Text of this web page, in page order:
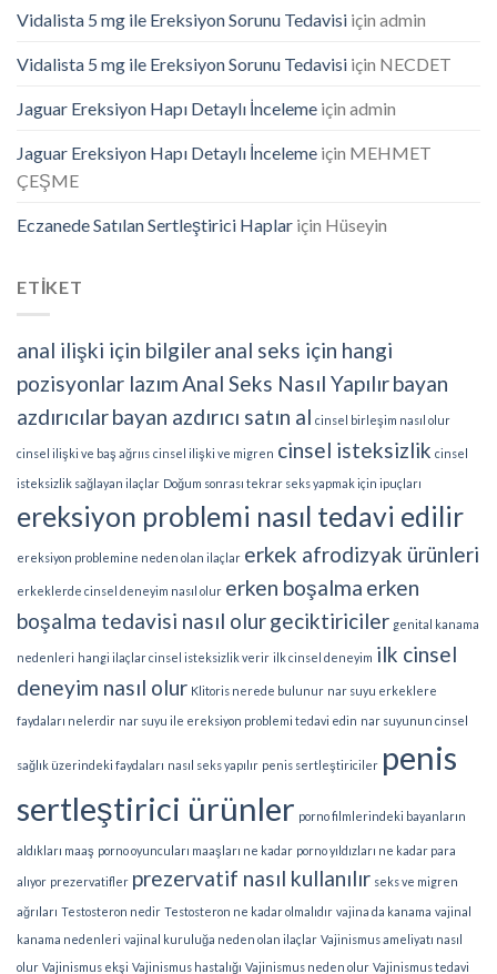
Vidalista 5 mg ile Ereksiyon Sorunu Tedavisi için admin
Vidalista 5 mg ile Ereksiyon Sorunu Tedavisi için NECDET
Jaguar Ereksiyon Hapı Detaylı İnceleme için admin
Jaguar Ereksiyon Hapı Detaylı İnceleme için MEHMET
ÇEŞME
Eczanede Satılan Sertleştirici Haplar için Hüseyin
ETİKET
anal ilişki için bilgileranal seks için hangi
pozisyonlar lazımAnal Seks Nasıl Yapılırbayan
azdırıcılarbayan azdırıcı satın al cinsel birleşim nasıl olur
cinsel ilişki ve baş ağrııs cinsel ilişki ve migren cinsel isteksizlik cinsel
isteksizlik sağlayan ilaçlar Doğum sonrası tekrar seks yapmak için ipuçları
ereksiyon problemi nasıl tedavi edilir
ereksiyon problemine neden olan ilaçlar erkek afrodizyak ürünleri
erkeklerde cinsel deneyim nasıl olur erken boşalma erken
boşalma tedavisi nasıl olurgeciktiriciler genital kanama
nedenleri hangi ilaçlar cinsel isteksizlik verir ilk cinsel deneyim ilk cinsel
deneyim nasıl olur Klitoris nerede bulunur nar suyu erkeklere
faydaları nelerdir nar suyu ile ereksiyon problemi tedavi edin nar suyunun cinsel
sağlık üzerindeki faydaları nasıl seks yapılır penis sertleştiriciler penis
sertleştirici ürünler porno filmlerindeki bayanların
aldıkları maaş porno oyuncuları maaşları ne kadar porno yıldızları ne kadar para
alıyor prezervatifler prezervatif nasıl kullanılır seks ve migren
ağrıları Testosteron nedir Testosteron ne kadar olmalıdır vajina da kanama vajinal
kanama nedenleri vajinal kuruluğa neden olan ilaçlar Vajinismus ameliyatı nasıl
olur Vajinismus ekşi Vajinismus hastalığı Vajinismus neden olur Vajinismus tedavi